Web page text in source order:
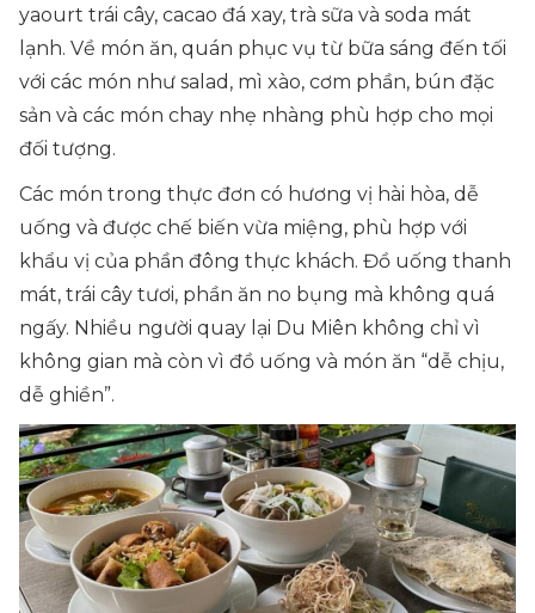
yaourt trái cây, cacao đá xay, trà sữa và soda mát
lạnh. Về món ăn, quán phục vụ từ bữa sáng đến tối
với các món như salad, mì xào, cơm phần, bún đặc
sản và các món chay nhẹ nhàng phù hợp cho mọi
đối tượng.
Các món trong thực đơn có hương vị hài hòa, dễ
uống và được chế biến vừa miệng, phù hợp với
khẩu vị của phần đông thực khách. Đồ uống thanh
mát, trái cây tươi, phần ăn no bụng mà không quá
ngấy. Nhiều người quay lại Du Miên không chỉ vì
không gian mà còn vì đồ uống và món ăn “dễ chịu,
dễ ghiền”.